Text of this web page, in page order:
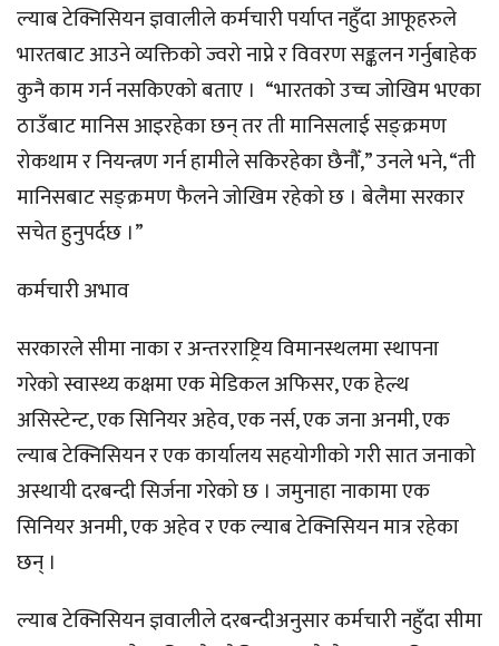
ल्याब टेक्निसियन ज्ञवालीले कर्मचारी पर्याप्त नहुँदा आफूहरुले
भारतबाट आउने व्यक्तिको ज्वरो नाप्ने र विवरण सङ्कलन गर्नुबाहेक
कुनै काम गर्न नसकिएको बताए । “भारतको उच्च जोखिम भएका
ठाउँबाट मानिस आइरहेका छन् तर ती मानिसलाई सङ्क्रमण
रोकथाम र नियन्त्रण गर्न हामीले सकिरहेका छैनौँ,” उनले भने, “ती
मानिसबाट सङ्क्रमण फैलने जोखिम रहेको छ । बेलैमा सरकार
सचेत हुनुपर्दछ ।”
कर्मचारी अभाव
सरकारले सीमा नाका र अन्तरराष्ट्रिय विमानस्थलमा स्थापना
गरेको स्वास्थ्य कक्षमा एक मेडिकल अफिसर, एक हेल्थ
असिस्टेन्ट, एक सिनियर अहेव, एक नर्स, एक जना अनमी, एक
ल्याब टेक्निसियन र एक कार्यालय सहयोगीको गरी सात जनाको
अस्थायी दरबन्दी सिर्जना गरेको छ । जमुनाहा नाकामा एक
सिनियर अनमी, एक अहेव र एक ल्याब टेक्निसियन मात्र रहेका
छन् ।
ल्याब टेक्निसियन ज्ञवालीले दरबन्दीअनुसार कर्मचारी नहुँदा सीमा